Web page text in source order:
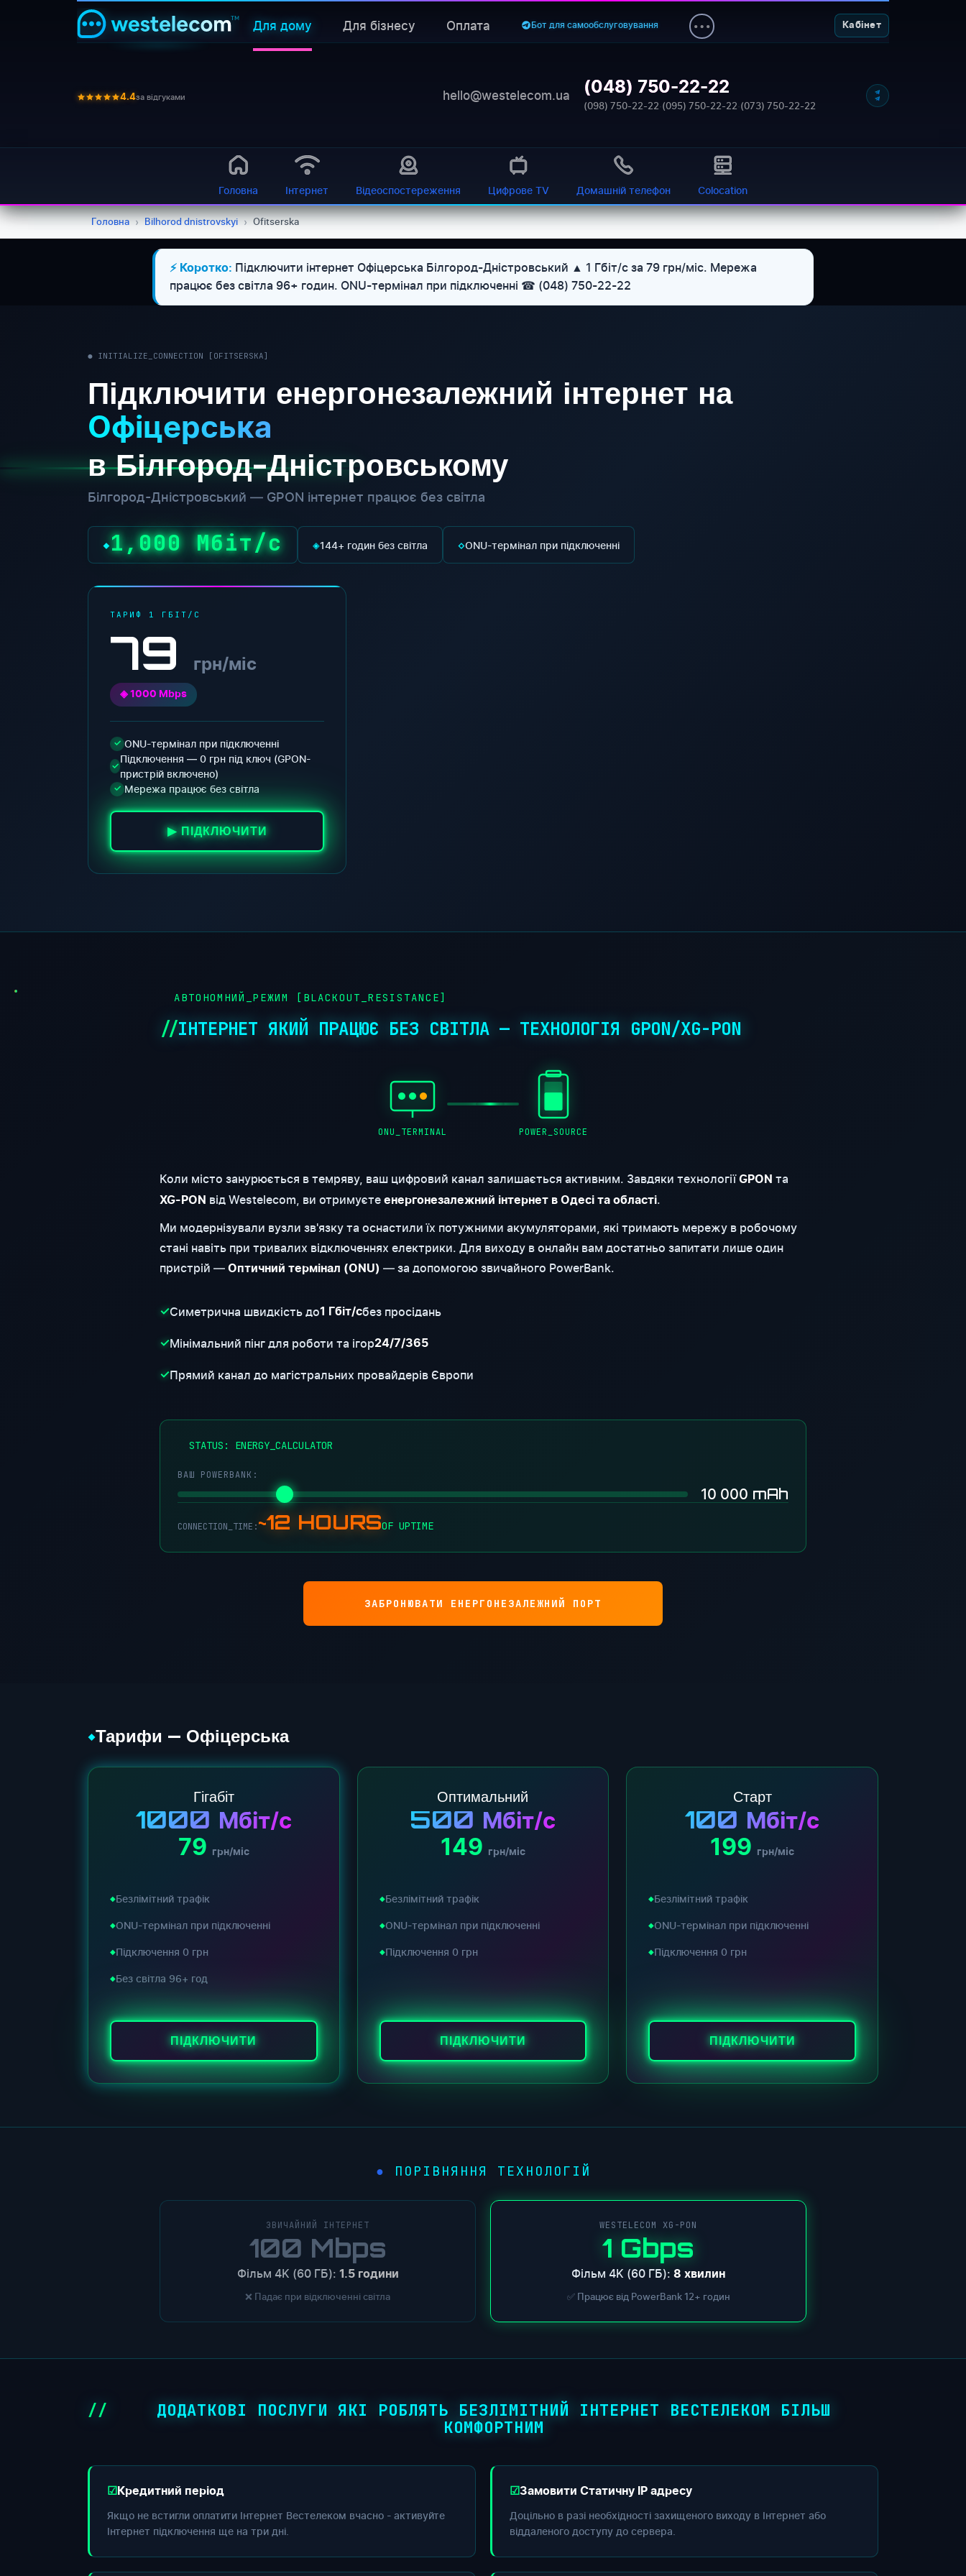
Для дому Для бізнесу Оплата Бот для самообслуговування Кабінет
4.4за відгуками hello@westelecom.ua (048) 750-22-22
(098) 750-22-22·(095) 750-22-22·(073) 750-22-22
Головна Інтернет Відеоспостереження Цифрове TV Домашній телефон Colocation
Головна › Bilhorod dnistrovskyi › Ofitserska
⚡ Коротко: Підключити інтернет Офіцерська Білгород-Дністровський ▲ 1 Гбіт/с за 79 грн/міс. Мережа
працює без світла 96+ годин. ONU-термінал при підключенні ☎ (048) 750-22-22
NETWORK_STATUS: ONLINE
● INITIALIZE_CONNECTION [OFITSERSKA]
Підключити енергонезалежний інтернет на
Офіцерська
в Білгород-Дністровському
Білгород-Дністровський — GPON інтернет працює без світла
◆1,000 Мбіт/с ◈144+ годин без світла ◇ONU-термінал при підключенні
ТАРИФ 1 ГБІТ/С
79 грн/міс
◈ 1000 Mbps
✓ ONU-термінал при підключенні
✓
Підключення — 0 грн під ключ (GPON-
пристрій включено)
✓ Мережа працює без світла
▶ ПІДКЛЮЧИТИ
АВТОНОМНИЙ_РЕЖИМ [BLACKOUT_RESISTANCE]
ІНТЕРНЕТ ЯКИЙ ПРАЦЮЄ БЕЗ СВІТЛА — ТЕХНОЛОГІЯ GPON/XG-PON
ONU_TERMINAL POWER_SOURCE
Коли місто занурюється в темряву, ваш цифровий канал залишається активним. Завдяки технологіїGPON та
XG-PON від Westelecom, ви отримуєте енергонезалежний інтернет в Одесі та області.
Ми модернізували вузли зв'язку та оснастили їх потужними акумуляторами, які тримають мережу в робочому
стані навіть при тривалих відключеннях електрики. Для виходу в онлайн вам достатньо запитати лише один
пристрій — Оптичний термінал (ONU) — за допомогою звичайного PowerBank.
✓Симетрична швидкість до1 Гбіт/сбез просідань
✓Мінімальний пінг для роботи та ігор24/7/365
✓Прямий канал до магістральних провайдерів Європи
STATUS: ENERGY_CALCULATOR
ВАШ POWERBANK:
10 000 mAh
CONNECTION_TIME:~12 HOURSOF UPTIME
ЗАБРОНЮВАТИ ЕНЕРГОНЕЗАЛЕЖНИЙ ПОРТ
◆Тарифи — Офіцерська
Гігабіт
1000 Мбіт/с
79 грн/міс
Безлімітний трафік
ONU-термінал при підключенні
Підключення 0 грн
Без світла 96+ год
ПІДКЛЮЧИТИ
Оптимальний
500 Мбіт/с
149 грн/міс
Безлімітний трафік
ONU-термінал при підключенні
Підключення 0 грн
ПІДКЛЮЧИТИ
Старт
100 Мбіт/с
199 грн/міс
Безлімітний трафік
ONU-термінал при підключенні
Підключення 0 грн
ПІДКЛЮЧИТИ
● ПОРІВНЯННЯ ТЕХНОЛОГІЙ
ЗВИЧАЙНИЙ ІНТЕРНЕТ
100 Mbps
Фільм 4K (60 ГБ): 1.5 години
❌ Падає при відключенні світла
WESTELECOM XG-PON
1 Gbps
Фільм 4K (60 ГБ): 8 хвилин
✅ Працює від PowerBank 12+ годин
ДОДАТКОВІ ПОСЛУГИ ЯКІ РОБЛЯТЬ БЕЗЛІМІТНИЙ ІНТЕРНЕТ ВЕСТЕЛЕКОМ БІЛЬШ
КОМФОРТНИМ
Кредитний період
Якщо не встигли оплатити Інтернет Вестелеком вчасно - активуйте
Інтернет підключення ще на три дні.
Замовити Статичну IP адресу
Доцільно в разі необхідності захищеного виходу в Інтернет або
віддаленого доступу до сервера.